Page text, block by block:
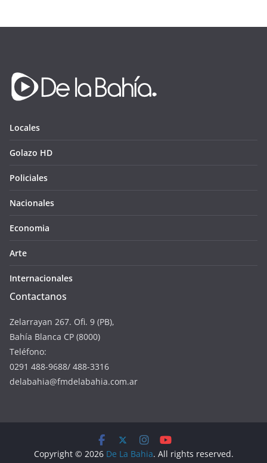
Locales
Golazo HD
Policiales
Nacionales
Economia
Arte
Internacionales
Contactanos
Zelarrayan 267. Ofi. 9 (PB),
Bahía Blanca CP (8000)
Teléfono:
0291 488-9688/ 488-3316
delabahia@fmdelabahia.com.ar
Copyright © 2026 De La Bahia. All rights reserved.